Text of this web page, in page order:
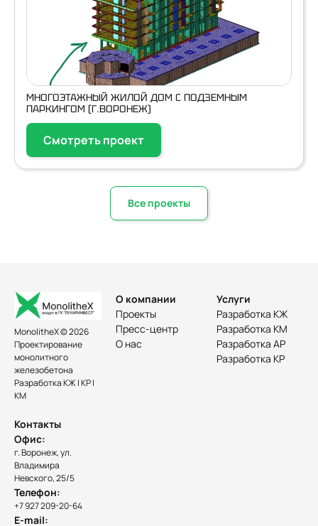
МНОГОЭТАЖНЫЙ ЖИЛОЙ ДОМ С ПОДЗЕМНЫМ
ПАРКИНГОМ (Г.ВОРОНЕЖ)
Смотреть проект
Все проекты
MonolitheX © 2026
Проектирование
монолитного
железобетона
Разработка КЖ | КР |
КМ
О компании
Проекты
Пресс-центр
О нас
Услуги
Разработка КЖ
Разработка КМ
Разработка АР
Разработка КР
Контакты
Офис:
г. Воронеж, ул.
Владимира
Невского, 25/5
Телефон:
+7 927 209-20-64
E-mail: